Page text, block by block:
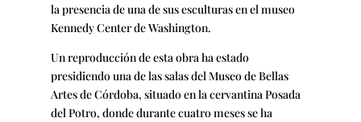
la presencia de una de sus esculturas en el museo
Kennedy Center de Washington.
Un reproducción de esta obra ha estado
presidiendo una de las salas del Museo de Bellas
Artes de Córdoba, situado en la cervantina Posada
del Potro, donde durante cuatro meses se ha